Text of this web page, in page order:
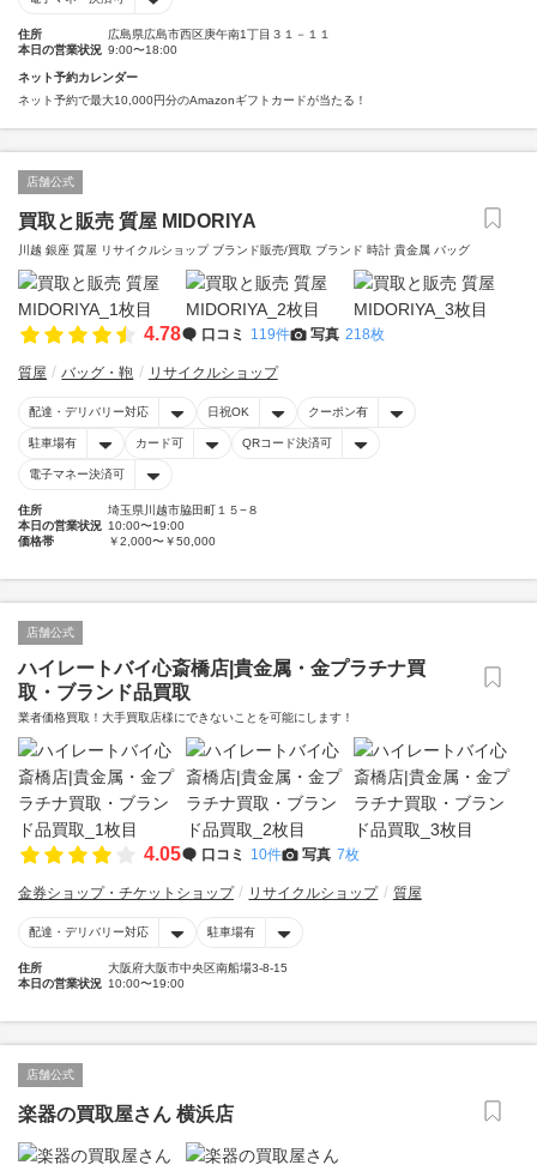
住所
広島県広島市西区庚午南1丁目３１－１１
本日の営業状況 9:00〜18:00
ネット予約カレンダー
ネット予約で最大10,000円分のAmazonギフトカードが当たる！
店舗公式
買取と販売 質屋 MIDORIYA
川越 銀座 質屋 リサイクルショップ ブランド販売/買取 ブランド 時計 貴金属 バッグ
4.78 口コミ 119件 写真 218枚
質屋 バッグ・鞄 リサイクルショップ
配達・デリバリー対応 日祝OK クーポン有
駐車場有 カード可 QRコード決済可
電子マネー決済可
住所
埼玉県川越市脇田町１５−８
本日の営業状況 10:00〜19:00
価格帯
￥2,000〜￥50,000
店舗公式
ハイレートバイ心斎橋店|貴金属・金プラチナ買
取・ブランド品買取
業者価格買取！大手買取店様にできないことを可能にします！
4.05 口コミ 10件 写真 7枚
金券ショップ・チケットショップ リサイクルショップ 質屋
配達・デリバリー対応 駐車場有
住所
大阪府大阪市中央区南船場3-8-15
本日の営業状況 10:00〜19:00
店舗公式
楽器の買取屋さん 横浜店